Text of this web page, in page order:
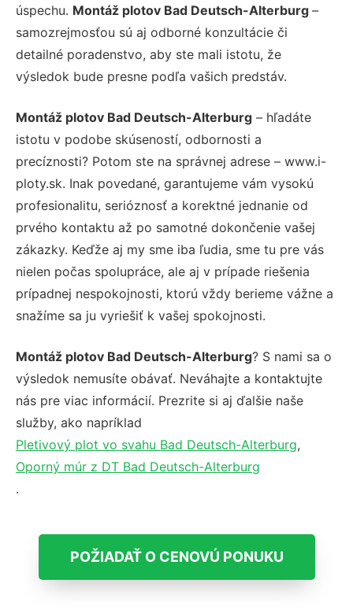
úspechu. Montáž plotov Bad Deutsch-Alterburg –
samozrejmosťou sú aj odborné konzultácie či
detailné poradenstvo, aby ste mali istotu, že
výsledok bude presne podľa vašich predstáv.
Montáž plotov Bad Deutsch-Alterburg – hľadáte
istotu v podobe skúseností, odbornosti a
precíznosti? Potom ste na správnej adrese – www.i-
ploty.sk. Inak povedané, garantujeme vám vysokú
profesionalitu, serióznosť a korektné jednanie od
prvého kontaktu až po samotné dokončenie vašej
zákazky. Keďže aj my sme iba ľudia, sme tu pre vás
nielen počas spolupráce, ale aj v prípade riešenia
prípadnej nespokojnosti, ktorú vždy berieme vážne a
snažíme sa ju vyriešiť k vašej spokojnosti.
Montáž plotov Bad Deutsch-Alterburg? S nami sa o
výsledok nemusíte obávať. Neváhajte a kontaktujte
nás pre viac informácií. Prezrite si aj ďalšie naše
služby, ako napríklad
Pletivový plot vo svahu Bad Deutsch-Alterburg,
Oporný múr z DT Bad Deutsch-Alterburg
.
POŽIADAŤ O CENOVÚ PONUKU